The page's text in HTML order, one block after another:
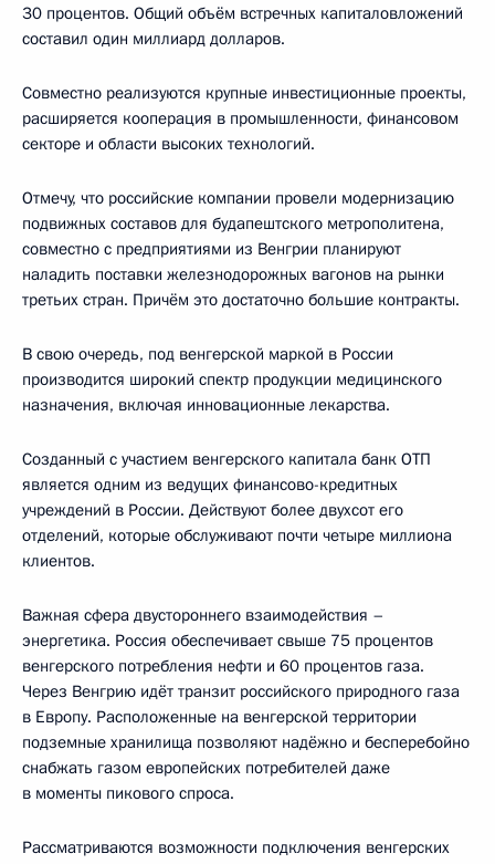
30 процентов. Общий объём встречных капиталовложений
составил один миллиард долларов.
Совместно реализуются крупные инвестиционные проекты,
расширяется кооперация в промышленности, финансовом
секторе и области высоких технологий.
Отмечу, что российские компании провели модернизацию
подвижных составов для будапештского метрополитена,
совместно с предприятиями из Венгрии планируют
наладить поставки железнодорожных вагонов на рынки
третьих стран. Причём это достаточно большие контракты.
В свою очередь, под венгерской маркой в России
производится широкий спектр продукции медицинского
назначения, включая инновационные лекарства.
Созданный с участием венгерского капитала банк ОТП
является одним из ведущих финансово-кредитных
учреждений в России. Действуют более двухсот его
отделений, которые обслуживают почти четыре миллиона
клиентов.
Важная сфера двустороннего взаимодействия –
энергетика. Россия обеспечивает свыше 75 процентов
венгерского потребления нефти и 60 процентов газа.
Через Венгрию идёт транзит российского природного газа
в Европу. Расположенные на венгерской территории
подземные хранилища позволяют надёжно и бесперебойно
снабжать газом европейских потребителей даже
в моменты пикового спроса.
Рассматриваются возможности подключения венгерских